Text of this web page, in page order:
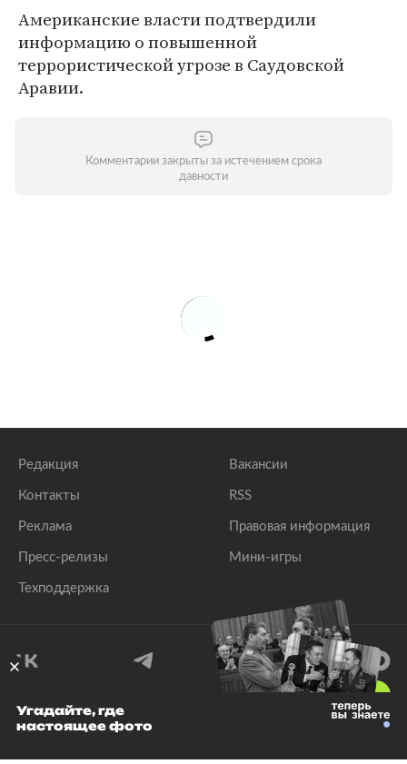
Американские власти подтвердили
информацию о повышенной
террористической угрозе в Саудовской
Аравии.
Комментарии закрыты за истечением срока
давности
Редакция
Контакты
Реклама
Пресс-релизы
Техподдержка
Вакансии
RSS
Правовая информация
Мини-игры
© 1999–2026 Все права защищены.
Угадайте, где
настоящее фото